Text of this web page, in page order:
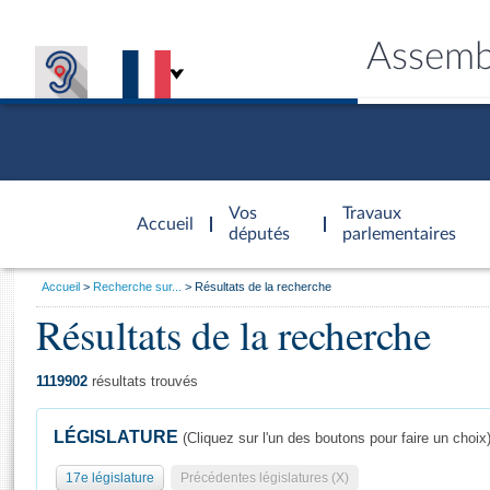
Accueil
d'accueil
Vos
députés
Travaux
parlementaires
Général
Vous
Accueil Recherche sur... Résultats de la recherche
Résultats de la recherche
1119902 résultats trouvés
LÉGISLATURE (Cliquez sur l'un des boutons pour faire un choix)
17e législature Précédentes législatures (X)